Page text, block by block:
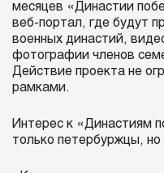
месяцев «Династии
веб-портал, где будут
военных династий,
фотографии членов
Действие проекта не
рамками.
Интерес к «Династиям
только петербуржцы,